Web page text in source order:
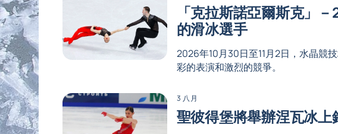
「克拉斯諾亞爾斯克」
的滑冰選手
2026年10月30日至11月2日，水晶競
彩的表演和激烈的競爭。
3 八月
聖彼得堡將舉辦涅瓦冰上